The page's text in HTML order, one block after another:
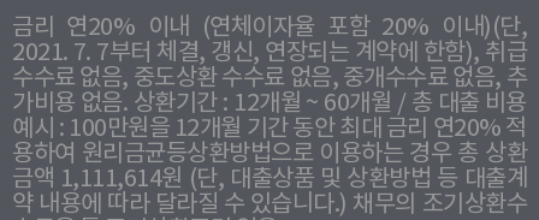
금리 연20% 이내 (연체이자율 포함 20% 이내)(단,
2021. 7. 7부터 체결, 갱신, 연장되는 계약에 한함), 취급
수수료 없음, 중도상환 수수료 없음, 중개수수료 없음, 추
가비용 없음. 상환기간 : 12개월 ~ 60개월 / 총 대출 비용
예시 : 100만원을 12개월 기간 동안 최대 금리 연20% 적
용하여 원리금균등상환방법으로 이용하는 경우 총 상환
금액 1,111,614원 (단, 대출상품 및 상환방법 등 대출계
약 내용에 따라 달라질 수 있습니다.) 채무의 조기상환수